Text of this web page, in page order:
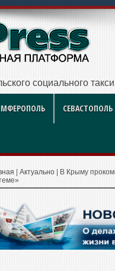
социального
СЕВАСТОПОЛЬ
Актуально
В Крыму